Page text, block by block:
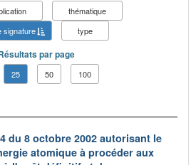
thématique
signature
type
par page
25 50 100
du 8 octobre 2002 autorisant le
atomique à procéder aux